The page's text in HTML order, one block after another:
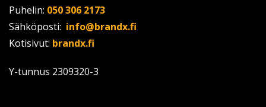
Puhelin: 050 306 2173
Sähköposti: info@brandx.fi
Kotisivut: brandx.fi
Y-tunnus 2309320-3